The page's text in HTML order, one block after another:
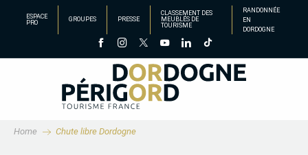
principal
ESPACE
PRO
GROUPES PRESSE
CLASSEMENT DES
MEUBLÉS DE
TOURISME
RANDONNÉE
EN
DORDOGNE
Home Chute libre Dordogne